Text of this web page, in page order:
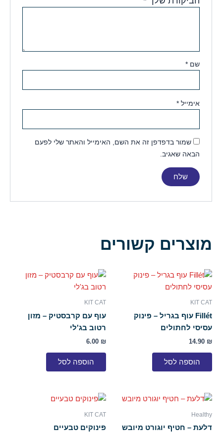
שם*
אימייל*
שמור בדפדפן זה את השם, האימייל והאתר שלי לפעם
הבאה שאגיב.
מוצרים קשורים
KIT CAT
Fillét עוף בגריל – פינוק
עסיסי לחתולים
14.90 ₪
הוספה לסל
KIT CAT
עוף עם קרבסטיק – מזון
רטוב בג'לי
6.00 ₪
הוספה לסל
Healthy
דלעת – חטיף יוגורט מיובש
KIT CAT
פינוקים טבעיים